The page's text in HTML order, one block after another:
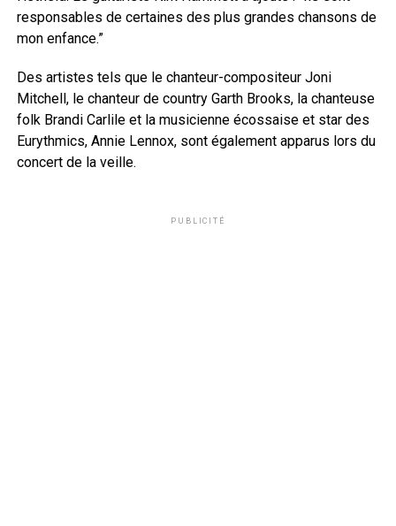
responsables de certaines des plus grandes chansons de
mon enfance.”
Des artistes tels que le chanteur-compositeur Joni
Mitchell, le chanteur de country Garth Brooks, la chanteuse
folk Brandi Carlile et la musicienne écossaise et star des
Eurythmics, Annie Lennox, sont également apparus lors du
concert de la veille.
PUBLICITÉ